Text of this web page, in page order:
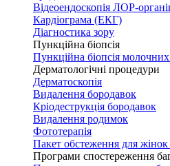
Відеоендоскопія ЛОР-
Кардіограма (ЕКГ)
Діагностика зору
Пункційна біопсія
Пункційна біопсія молочних
Дерматологічні процедури
Дерматоскопія
Видалення бородавок
Кріодеструкція бородавок
Видалення родимок
Фототерапія
Пакет обстеження для
Програми спостереження